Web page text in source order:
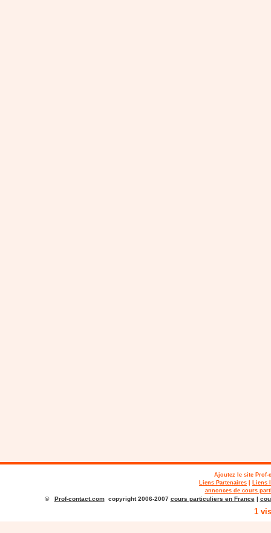
Ajoutez le site Prof-
Liens Partenaires | Liens
annonces de cours
© Prof-contact.comcopyright 2006-2007 cours particuliers en France|
1